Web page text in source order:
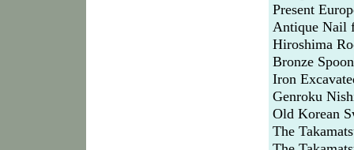
Present
Antique Nail
Hiroshima
Bronze
Iron
Genroku
Old Korean
The